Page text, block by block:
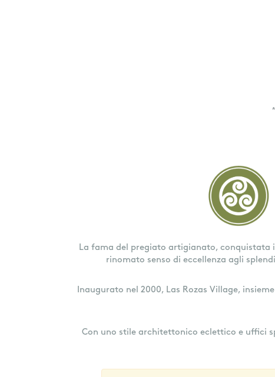
La fama del pregiato artigianato, conquistata
rinomato senso di eccellenza agli
Inaugurato nel 2000, Las Rozas Village,
Con uno stile architettonico eclettico e uffici